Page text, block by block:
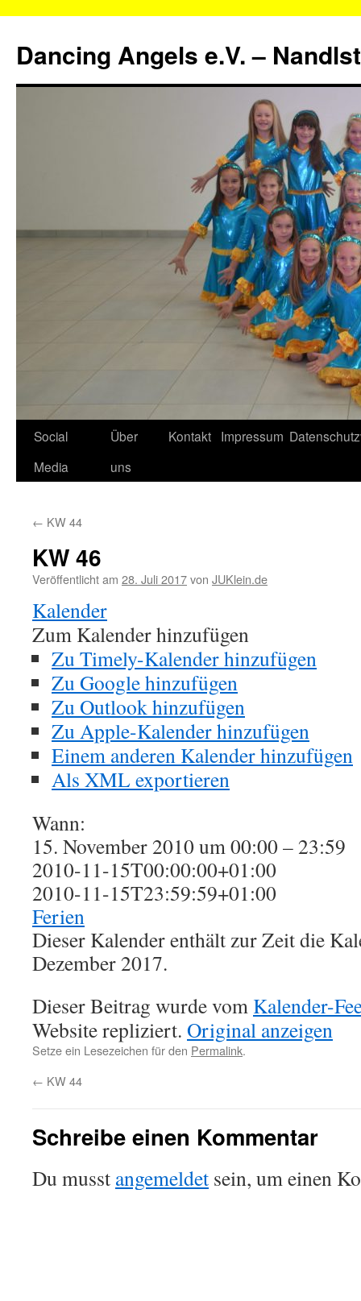
springen
Dancing Angels e.V. –
Social
Media
Über
uns
Kontakt Impressum
← KW 44
KW 46
Veröffentlicht am 28. Juli 2017von JUKlein.de
Kalender
Zum Kalender hinzufügen
Zu Timely-Kalender hinzufügen
Zu Google hinzufügen
Zu Outlook hinzufügen
Zu Apple-Kalender hinzufügen
Einem anderen Kalender hinzufügen
Als XML exportieren
Wann:
15. November 2010 um 00:00 – 23:59
2010-11-15T00:00:00+01:00
2010-11-15T23:59:59+01:00
Ferien
Dieser Kalender enthält zur Zeit die
Dezember 2017.
Dieser Beitrag wurde vom Kalender-
Website repliziert. Original anzeigen
Setze ein Lesezeichen für den Permalink.
← KW 44
Schreibe einen Kommentar
Du musst angemeldet sein, um einen